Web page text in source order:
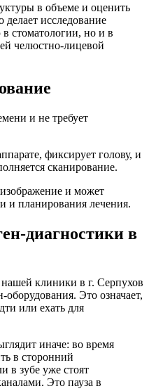
в объеме и оценить
исследование
стоматологии, но и в
челюстно-лицевой
и не требует
фиксирует голову, и
сканирование.
изображение и может
и планирования лечения.
диагностики в
клиники в г. Серпухов
Это означает,
или ехать для
иначе: во время
в сторонний
в зубе уже стоят
Это пауза в